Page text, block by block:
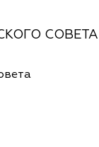
СОВЕТА